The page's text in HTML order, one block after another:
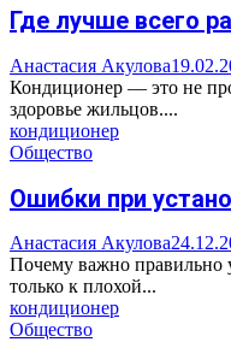
Где лучше всего
Анастасия Акулова
Кондиционер — это не
здоровье жильцов....
кондиционер
Общество
Ошибки при
Анастасия Акулова
Почему важно правильно
только к плохой...
кондиционер
Общество